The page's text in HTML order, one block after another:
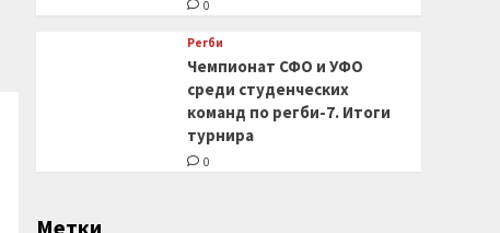
0
Регби
Чемпионат СФО и УФО
среди студенческих
команд по регби-7. Итоги
турнира
0
Метки